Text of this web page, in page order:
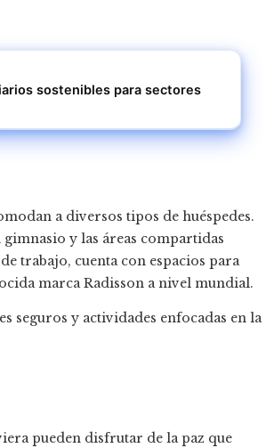
sostenibles para sectores
a diversos tipos de huéspedes.
gimnasio y las áreas compartidas
trabajo, cuenta con espacios para
marca Radisson a nivel mundial.
seguros y actividades enfocadas en la
pueden disfrutar de la paz que